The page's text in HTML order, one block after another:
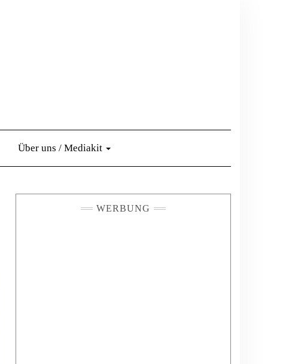
Über uns / Mediakit
WERBUNG